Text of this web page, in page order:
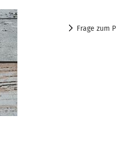
Frage zum